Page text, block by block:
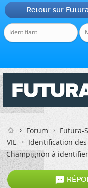
Retour sur
Forum
Futura-
VIE
Identification
Champignon à identifier
